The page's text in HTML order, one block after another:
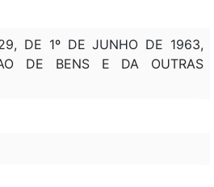
DE 1º DE JUNHO DE 1963,
DE BENS E DA OUTRAS